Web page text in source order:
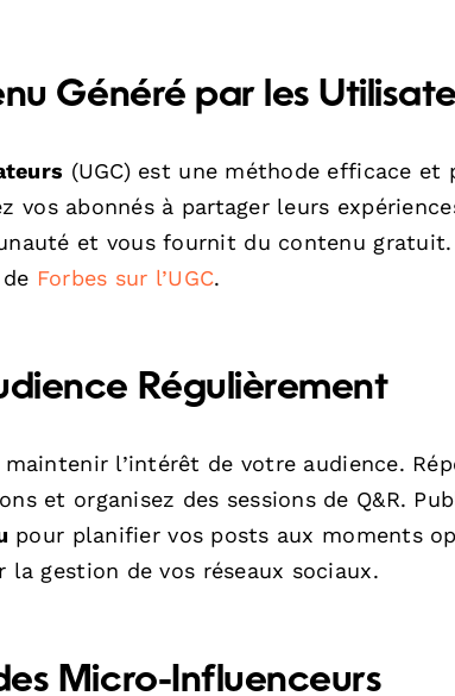
Généré par les
(UGC) est une méthode efficace et
abonnés à partager leurs
et vous fournit du contenu gratuit.
Forbes sur l’UGC.
Régulièrement
l’intérêt de votre audience.
et organisez des sessions de Q&R.
pour planifier vos posts aux moments
la gestion de vos réseaux sociaux.
Micro-Influenceurs